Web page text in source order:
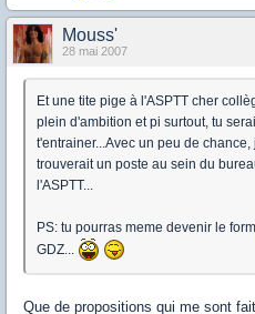
Mouss'
28 mai 2007
Et une tite pige à l'ASPTT cher
plein d'ambition et pi surtout, tu
t'entrainer...Avec un peu de
trouverait un poste au sein du
l'ASPTT...
PS: tu pourras meme devenir le
GDZ...
Que de propositions qui me sont